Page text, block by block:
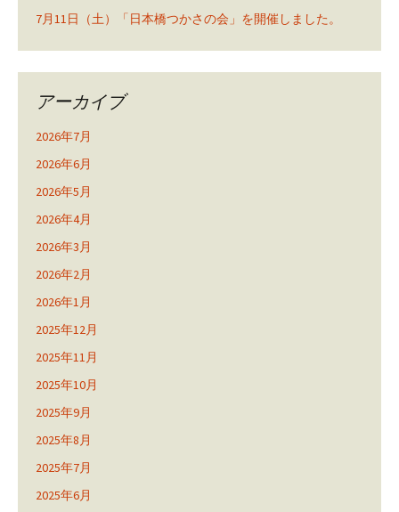
7月11日（土）「日本橋つかさの会」を開催しました。
アーカイブ
2026年7月
2026年6月
2026年5月
2026年4月
2026年3月
2026年2月
2026年1月
2025年12月
2025年11月
2025年10月
2025年9月
2025年8月
2025年7月
2025年6月